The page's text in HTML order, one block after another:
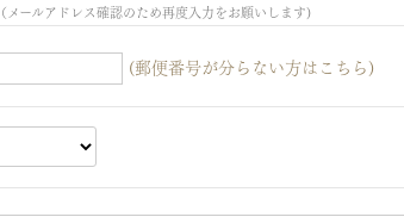
（メールアドレス確認のため再度入力をお願いします)
(郵便番号が分らない方はこちら)